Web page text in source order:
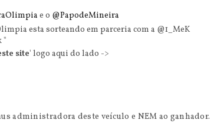
e o @PapodeMineira
esta sorteando em parceria com a @1_MeK
"
site' logo aqui do lado ->
administradora deste veículo e NEM ao ganhador.